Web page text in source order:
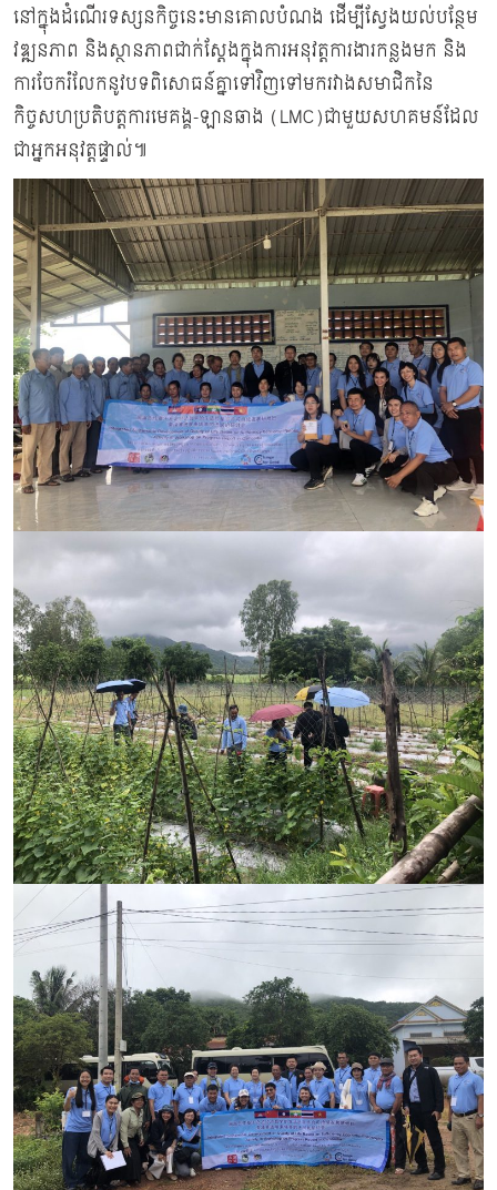
នៅក្នុងដំណើរទស្សនកិច្ចនេះមានគោលបំណង ដើម្បីស្វែងយល់បន្ថែម
វឌ្ឍនភាព និងស្ថានភាពជាក់ស្ដែងក្នុងការអនុវត្តការងារកន្លងមក និង
ការចែករំលែកនូវបទពិសោធន៍គ្នាទៅវិញទៅមករវាងសមាជិកនៃ
កិច្ចសហប្រតិបត្តការមេគង្គ-ឡានឆាង (LMC)ជាមួយសហគមន៍ដែល
ជាអ្នកអនុវត្តផ្ទាល់៕